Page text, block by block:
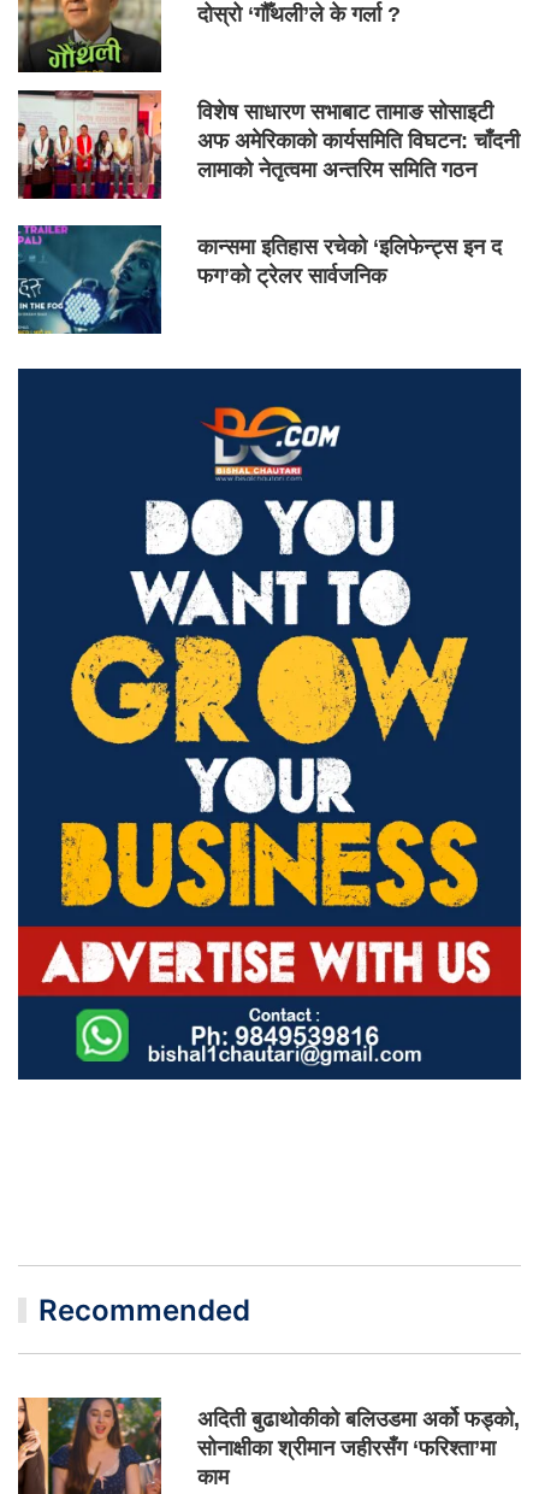
दोस्रो ‘गौँथली’ले के गर्ला ?
विशेष साधारण सभाबाट तामाङ सोसाइटी
अफ अमेरिकाको कार्यसमिति विघटन: चाँदनी
लामाको नेतृत्वमा अन्तरिम समिति गठन
कान्समा इतिहास रचेको ‘इलिफेन्ट्स इन द
फग’को ट्रेलर सार्वजनिक
Recommended
अदिती बुढाथोकीको बलिउडमा अर्को फड्को,
सोनाक्षीका श्रीमान जहीरसँग ‘फरिश्ता’मा
काम